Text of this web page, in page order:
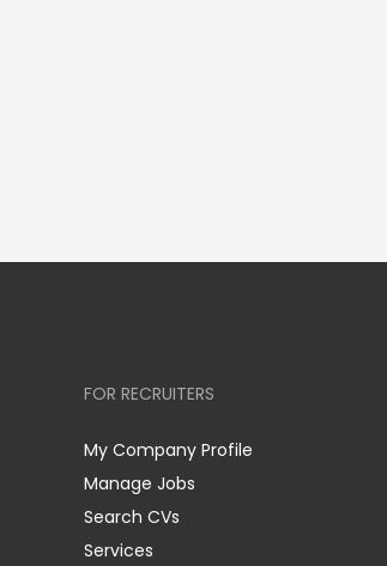
FOR RECRUITERS
My Company Profile
Manage Jobs
Search CVs
Services